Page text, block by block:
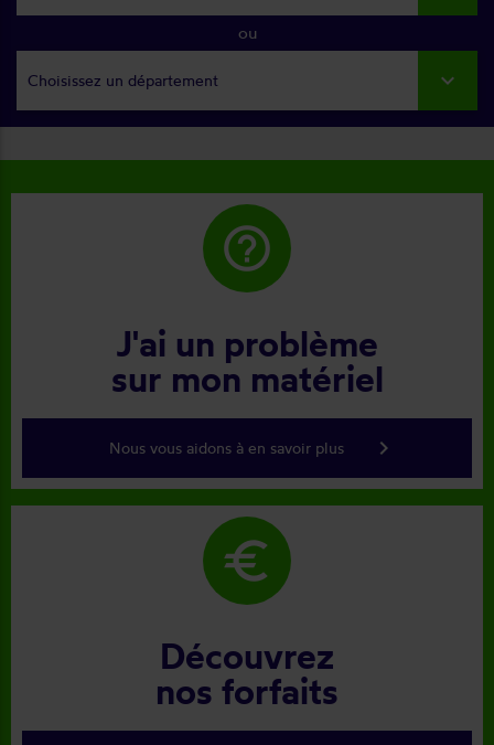
ou
Choisissez un département
help_outline
J'ai un problème
sur mon matériel
Nous vous aidons à en savoir plus keyboard_arrow_right
euro
Découvrez
nos forfaits